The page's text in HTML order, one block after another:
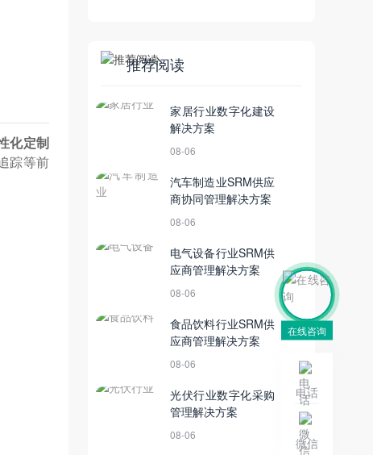
化定制
踪等前
推荐阅读
家居行业数字化建设
解决方案
08-06
汽车制造业SRM供应
商协同管理解决方案
08-06
电气设备行业SRM供
应商管理解决方案
08-06
食品饮料行业SRM供
应商管理解决方案
08-06
光伏行业数字化采购
管理解决方案
08-06
在线咨询
电话
微信